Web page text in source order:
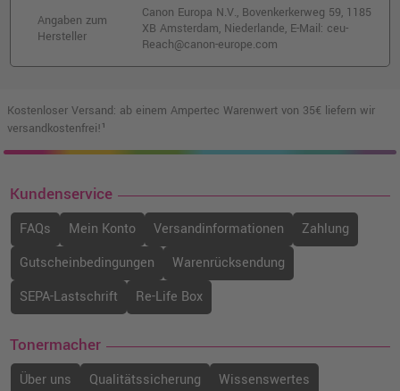
Canon PFI-3100Y Druckerpatrone
(6425C001) · Gelb
90,99 € shopping_cart
(6446C001) · Magenta
o. MwSt.228,56 €
271,99 €
inkl. MwSt.
shopping_cart
Canon PFI-3100GY Druckerpatrone
(6426C001) · Grau
90,99 €
inkl. MwSt.zzgl. Versand
shopping_cart
Angaben zum
Hersteller
Canon Europa N.V., Bovenkerkerweg 59, 1185
XB Amsterdam, Niederlande, E-Mail: ceu-
Reach@canon-europe.com
Kostenloser Versand: ab einem Ampertec Warenwert von 35€ liefern wir
versandkostenfrei!¹
Kundenservice
FAQs Mein Konto Versandinformationen
Zahlung
Gutscheinbedingungen
Warenrücksendung
SEPA-Lastschrift
Re-Life Box
Tonermacher
Über uns Qualitätssicherung
Wissenswertes